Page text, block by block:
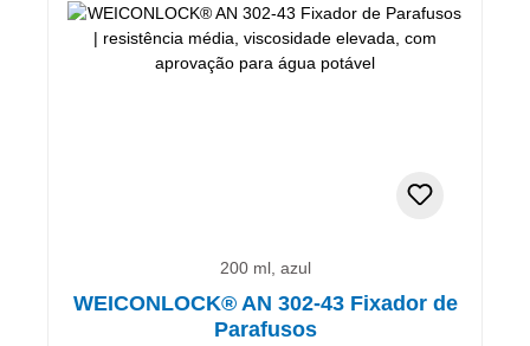
200 ml, azul
WEICONLOCK® AN 302-43 Fixador de
Parafusos